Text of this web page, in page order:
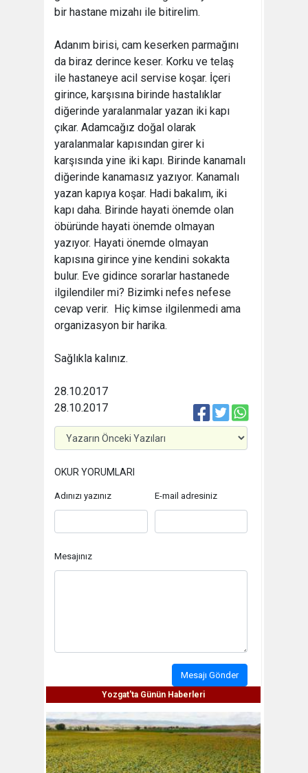
bir hastane mizahı ile bitirelim.
Adanım birisi, cam keserken parmağını
da biraz derince keser. Korku ve telaş
ile hastaneye acil servise koşar. İçeri
girince, karşısına birinde hastalıklar
diğerinde yaralanmalar yazan iki kapı
çıkar. Adamcağız doğal olarak
yaralanmalar kapısından girer ki
karşısında yine iki kapı. Birinde kanamalı
diğerinde kanamasız yazıyor. Kanamalı
yazan kapıya koşar. Hadi bakalım, iki
kapı daha. Birinde hayati önemde olan
öbüründe hayati önemde olmayan
yazıyor. Hayati önemde olmayan
kapısına girince yine kendini sokakta
bulur. Eve gidince sorarlar hastanede
ilgilendiler mi? Bizimki nefes nefese
cevap verir.  Hiç kimse ilgilenmedi ama
organizasyon bir harika.
Sağlıkla kalınız.
28.10.2017
28.10.2017
OKUR YORUMLARI
Adınızı yazınız E-mail adresiniz
Mesajınız
Mesajı Gönder
Yozgat'ta Günün Haberleri